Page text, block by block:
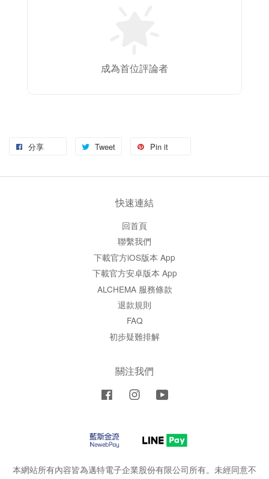
成為首位評論者
分享 Tweet Pin it
快速連結
回首頁
聯繫我們
下載官方iOS版本 App
下載官方安卓版本 App
ALCHEMA 服務條款
退款規則
FAQ
初步疑難排解
關注我們
Facebook Instagram
本網站所有內容皆為邁特電子企業股份有限公司所有。未經同意不